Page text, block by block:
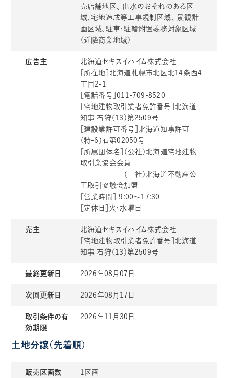
売店舗地区、 出水のおそれのある区
域、宅地造成等工事規制区域、 景観計
画区域、駐車・駐輪附置義務対象区域
（近隣商業地域）
広告主
北海道セキスイハイム株式会社
［所在地］北海道札幌市北区北14条西4
丁目2-1
［電話番号］011-709-8520
［宅地建物取引業者免許番号］北海道
知事 石狩（13）第2509号
［建設業許可番号］北海道知事許可
（特-6）石第02050号
［所属団体名］（公社）北海道宅地建物
取引業協会会員
（一社）北海道不動産公
正取引協議会加盟
［営業時間］ 9:00〜17:30
［定休日］火・水曜日
売主
北海道セキスイハイム株式会社
［宅地建物取引業者免許番号］北海道
知事 石狩（13）第2509号
最終更新日 2026年08月07日
次回更新日 2026年08月17日
取引条件の有
効期限
2026年11月30日
土地分譲（先着順）
販売区画数 1区画